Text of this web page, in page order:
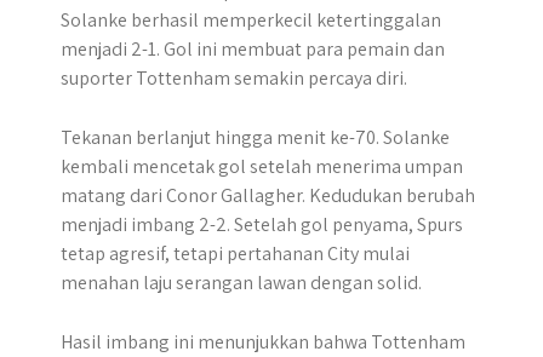
Solanke berhasil memperkecil ketertinggalan
menjadi 2-1. Gol ini membuat para pemain dan
suporter Tottenham semakin percaya diri.
Tekanan berlanjut hingga menit ke-70. Solanke
kembali mencetak gol setelah menerima umpan
matang dari Conor Gallagher. Kedudukan berubah
menjadi imbang 2-2. Setelah gol penyama, Spurs
tetap agresif, tetapi pertahanan City mulai
menahan laju serangan lawan dengan solid.
Hasil imbang ini menunjukkan bahwa Tottenham